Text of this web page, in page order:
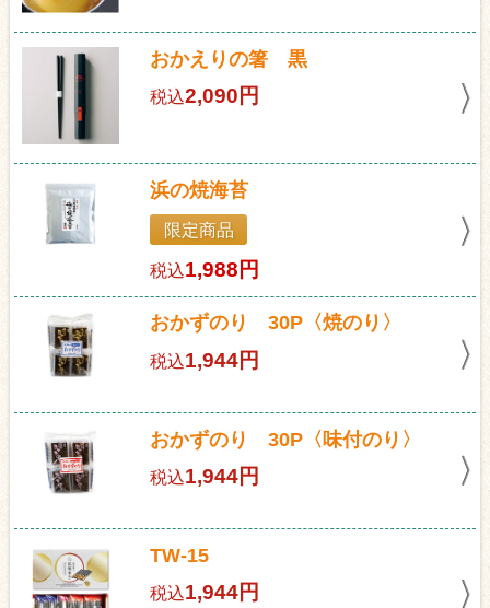
おかえりの箸 黒
税込2,090円
浜の焼海苔
限定商品
税込1,988円
おかずのり 30P〈焼のり〉
税込1,944円
おかずのり 30P〈味付のり〉
税込1,944円
TW-15
税込1,944円